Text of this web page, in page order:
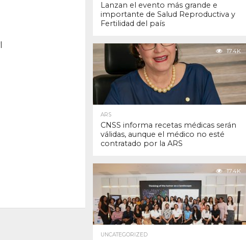
Lanzan el evento más grande e
importante de Salud Reproductiva y
Fertilidad del país
17.4K
ARS
CNSS informa recetas médicas serán
válidas, aunque el médico no esté
contratado por la ARS
17.4K
UNCATEGORIZED